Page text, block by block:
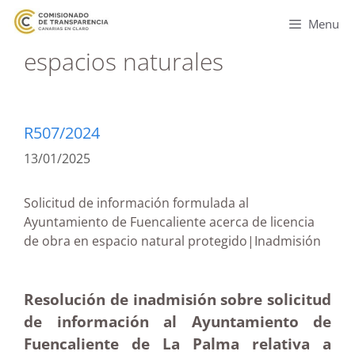
Menu
espacios naturales
R507/2024
13/01/2025
Solicitud de información formulada al
Ayuntamiento de Fuencaliente acerca de licencia
de obra en espacio natural protegido|Inadmisión
Resolución de inadmisión sobre solicitud
de información al Ayuntamiento de
Fuencaliente de La Palma relativa a